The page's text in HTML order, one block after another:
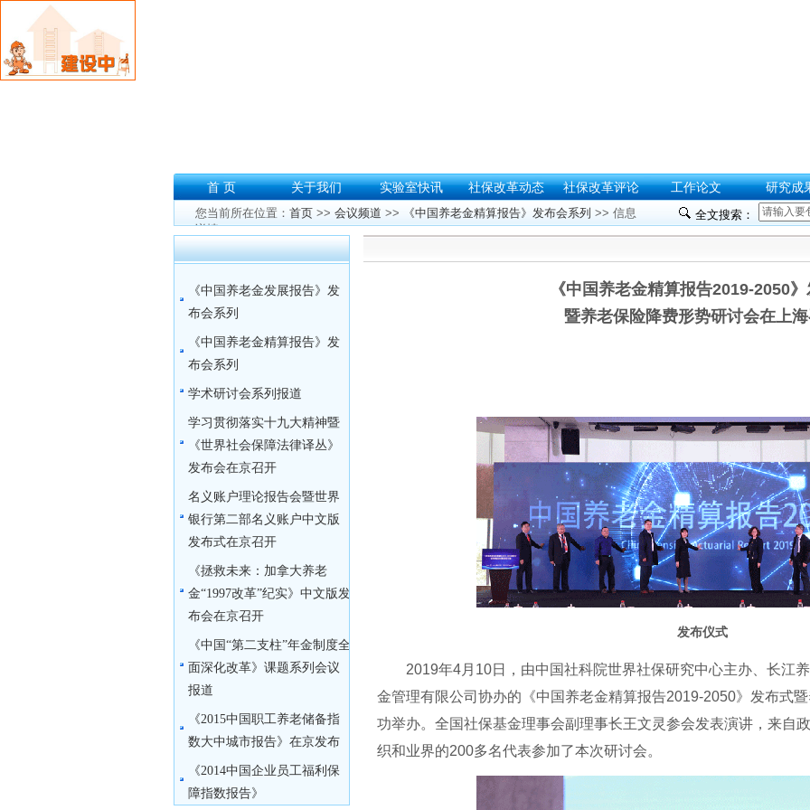
首 页 关于我们 实验室快讯 社保改革动态 社保改革评论 工作论文
研究成
您当前所在位置： 首页 >> 会议频道 >> 《中国养老金精算报告》发布会系列 >> 信息
详情
全文搜索：
《中国养老金发展报告》发
布会系列
《中国养老金精算报告》发
布会系列
学术研讨会系列报道
学习贯彻落实十九大精神暨
《世界社会保障法律译丛》
发布会在京召开
名义账户理论报告会暨世界
银行第二部名义账户中文版
发布式在京召开
《拯救未来：加拿大养老
金“1997改革”纪实》中文版发
布会在京召开
《中国“第二支柱”年金制度全
面深化改革》课题系列会议
报道
《2015中国职工养老储备指
数大中城市报告》在京发布
《2014中国企业员工福利保
障指数报告》
《中国养老金精算报告2019-2050
暨养老保险降费形势研讨会在上
发布仪式
2019年4月10日，由中国社科院世界社保研究中心主办、长江
金管理有限公司协办的《中国养老金精算报告2019-2050》发布式
功举办。全国社保基金理事会副理事长王文灵参会发表演讲，来自
织和业界的200多名代表参加了本次研讨会。